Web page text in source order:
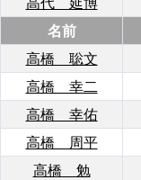
名前
高橋 聡文
高橋 幸二
高橋 幸佑
高橋 周平
高橋 勉